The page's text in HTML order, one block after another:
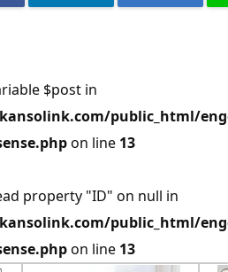
$post in
public_html/
on line 13
property "ID" on null in
public_html/
on line 13